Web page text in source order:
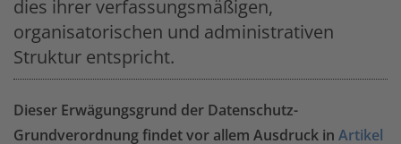
dies ihrer verfassungsmäßigen,
organisatorischen und administrativen
Struktur entspricht.
Dieser Erwägungsgrund der Datenschutz-
Grundverordnung findet vor allem Ausdruck in Artikel